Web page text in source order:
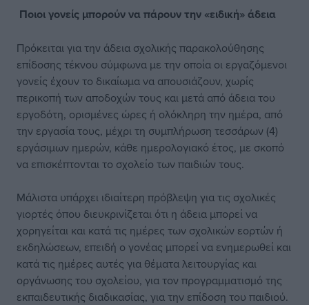
Ποιοι γονείς μπορούν να πάρουν την «ειδική» άδεια
Πρόκειται για την άδεια σχολικής παρακολούθησης
επίδοσης τέκνου σύμφωνα με την οποία οι εργαζόμενοι
γονείς έχουν το δικαίωμα να απουσιάζουν, χωρίς
περικοπή των αποδοχών τους και μετά από άδεια του
εργοδότη, ορισμένες ώρες ή ολόκληρη την ημέρα, από
την εργασία τους, μέχρι τη συμπλήρωση τεσσάρων (4)
εργάσιμων ημερών, κάθε ημερολογιακό έτος, με σκοπό
να επισκέπτονται το σχολείο των παιδιών τους.
Μάλιστα υπάρχει ιδιαίτερη πρόβλεψη για τις σχολικές
γιορτές όπου διευκρινίζεται ότι η άδεια μπορεί να
χορηγείται και κατά τις ημέρες των σχολικών εορτών ή
εκδηλώσεων, επειδή ο γονέας μπορεί να ενημερωθεί και
κατά τις ημέρες αυτές για θέματα λειτουργίας και
οργάνωσης του σχολείου, για τον προγραμματισμό της
εκπαιδευτικής διαδικασίας, για την επίδοση του παιδιού.